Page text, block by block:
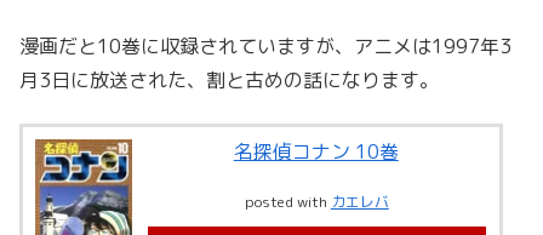
漫画だと10巻に収録されていますが、アニメは1997年3
月3日に放送された、割と古めの話になります。
名探偵コナン 10巻
posted with カエレバ